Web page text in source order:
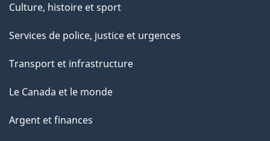
Culture, histoire et sport
Services de police, justice et urgences
Transport et infrastructure
Le Canada et le monde
Argent et finances